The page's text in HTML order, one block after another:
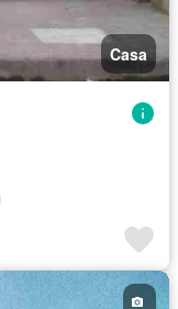
Casa